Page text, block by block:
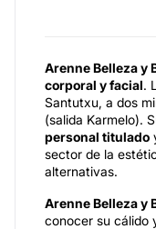
Arenne Belleza y
corporal y facial.
Santutxu, a dos
(salida Karmelo).
personal titulado
sector de la
alternativas.
Arenne Belleza y
conocer su cálido